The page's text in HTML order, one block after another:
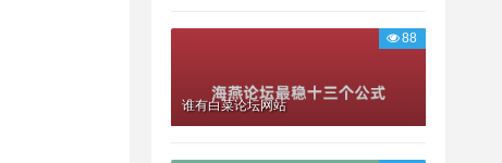
88
谁有白菜论坛网站